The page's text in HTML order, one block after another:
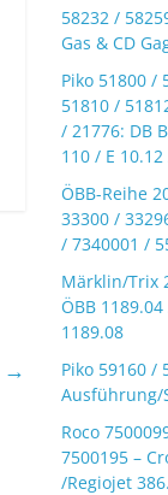
→
58232 /
Gas & CD
Piko 51800 /
51810 /
/ 21776: DB
110 / E
ÖBB-Reihe
33300 /
/ 7340001 /
Märklin/Trix
ÖBB
1189.08
Piko 59160 /
Ausführung/
Roco
7500195 –
/Regiojet